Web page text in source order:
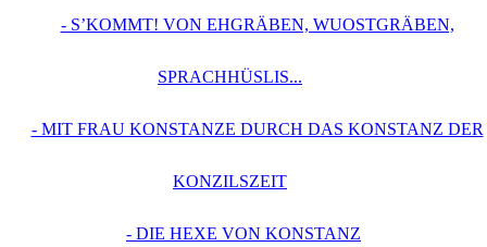
- S’KOMMT! VON EHGRÄBEN, WUOSTGRÄBEN,
SPRACHHÜSLIS...
- MIT FRAU KONSTANZE DURCH DAS KONSTANZ DER
KONZILSZEIT
- DIE HEXE VON KONSTANZ